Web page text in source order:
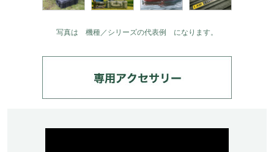
写真は 機種／シリーズの代表例 になります。